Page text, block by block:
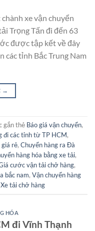
xe vận chuyển
Trọng Tấn đi đến 63
được tập kết về đây
các tỉnh Bắc Trung Nam
→
gắn thẻ Báo giá vận chuyển,
đi các tỉnh từ TP HCM,
giá rẻ, Chuyển hàng ra Đà
hàng hóa bằng xe tải,
cước vận tải chở hàng,
bắc nam, Vận chuyển hàng
Xe tải chở hàng
HÓA
đi Vĩnh Thạnh